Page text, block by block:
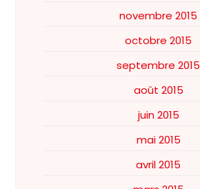
novembre 2015
octobre 2015
septembre 2015
août 2015
juin 2015
mai 2015
avril 2015